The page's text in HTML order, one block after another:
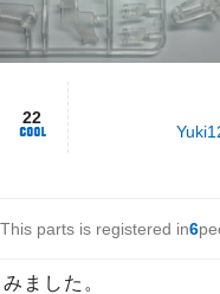
22
This parts is registered in6
ました。